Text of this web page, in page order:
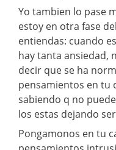
Yo tambien lo pase
estoy en otra fase
entiendas: cuando
hay tanta ansiedad,
decir que se ha
pensamientos en tu
sabiendo q no
los estas dejando
Pongamonos en tu